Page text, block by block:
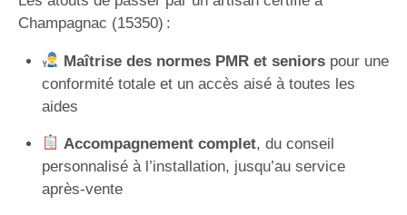
Champagnac (15350) :
Maîtrise des normes PMR et seniorspour une
conformité totale et un accès aisé à toutes les
aides
Accompagnement complet, du conseil
personnalisé à l’installation, jusqu’au service
après-vente